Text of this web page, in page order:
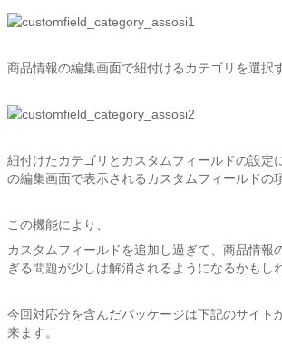
商品情報の編集画面で紐付けるカテゴリを選択
紐付けたカテゴリとカスタムフィールドの設定
の編集画面で表示されるカスタムフィールドの
この機能により、
カスタムフィールドを追加し過ぎて、商品情報
ぎる問題が少しは解消されるようになるかもし
今回対応分を含んだパッケージは下記のサイト
来ます。